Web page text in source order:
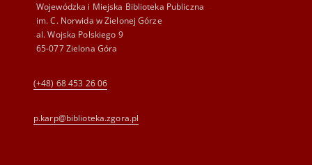
Wojewódzka i Miejska Biblioteka Publiczna
im. C. Norwida w Zielonej Górze
al. Wojska Polskiego 9
65-077 Zielona Góra
(+48) 68 453 26 06
p.karp@biblioteka.zgora.pl